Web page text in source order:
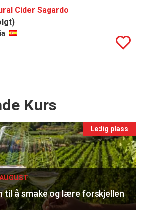
Cider Sagardo
Kurs
Ledig plass
til å smake og lære forskjellen